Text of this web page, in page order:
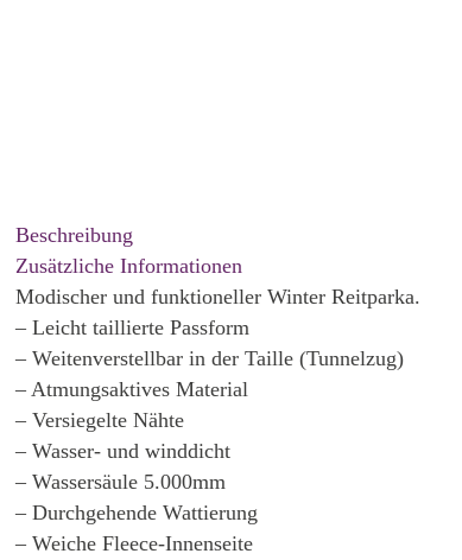
Beschreibung
Zusätzliche Informationen
Modischer und funktioneller Winter Reitparka.
– Leicht taillierte Passform
– Weitenverstellbar in der Taille (Tunnelzug)
– Atmungsaktives Material
– Versiegelte Nähte
– Wasser- und winddicht
– Wassersäule 5.000mm
– Durchgehende Wattierung
– Weiche Fleece-Innenseite